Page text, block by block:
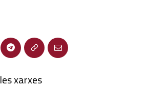
xarxes